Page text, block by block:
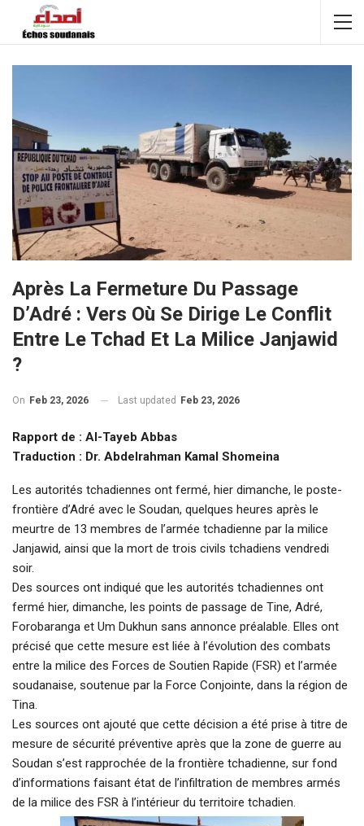
Après La Fermeture Du Passage
D’Adré : Vers Où Se Dirige Le Conflit
Entre Le Tchad Et La Milice Janjawid
?
On Feb 23, 2026 Last updated Feb 23, 2026
Rapport de : Al-Tayeb Abbas
Traduction : Dr. Abdelrahman Kamal Shomeina
Les autorités tchadiennes ont fermé, hier dimanche, le poste-
frontière d’Adré avec le Soudan, quelques heures après le
meurtre de 13 membres de l’armée tchadienne par la milice
Janjawid, ainsi que la mort de trois civils tchadiens vendredi
soir.
Des sources ont indiqué que les autorités tchadiennes ont
fermé hier, dimanche, les points de passage de Tine, Adré,
Forobaranga et Um Dukhun sans annonce préalable. Elles ont
précisé que cette mesure est liée à l’évolution des combats
entre la milice des Forces de Soutien Rapide (FSR) et l’armée
soudanaise, soutenue par la Force Conjointe, dans la région de
Tina.
Les sources ont ajouté que cette décision a été prise à titre de
mesure de sécurité préventive après que la zone de guerre au
Soudan s’est rapprochée de la frontière tchadienne, sur fond
d’informations faisant état de l’infiltration de membres armés
de la milice des FSR à l’intérieur du territoire tchadien.